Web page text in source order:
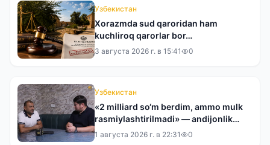
Узбекистан
Xorazmda sud qaroridan ham
kuchliroq qarorlar bor…
3 августа 2026 г. в 15:41 0
Узбекистан
«2 milliard so‘m berdim, ammo mulk
rasmiylashtirilmadi» — andijonlik
tadbirkor tergovdan norozi
1 августа 2026 г. в 22:31 0